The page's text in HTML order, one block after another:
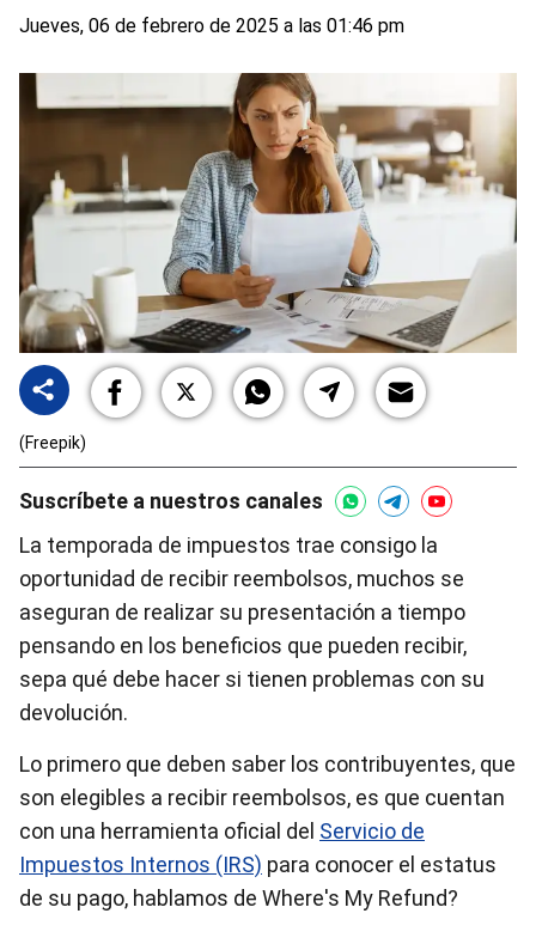
Jueves, 06 de febrero de 2025 a las 01:46 pm
(Freepik)
Suscríbete a nuestros canales
La temporada de impuestos trae consigo la
oportunidad de recibir reembolsos, muchos se
aseguran de realizar su presentación a tiempo
pensando en los beneficios que pueden recibir,
sepa qué debe hacer si tienen problemas con su
devolución.
Lo primero que deben saber los contribuyentes, que
son elegibles a recibir reembolsos, es que cuentan
con una herramienta oficial del Servicio de
Impuestos Internos (IRS) para conocer el estatus
de su pago, hablamos de Where's My Refund?